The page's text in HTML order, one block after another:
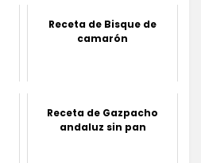
Receta de Bisque de
camarón
Receta de Gazpacho
andaluz sin pan